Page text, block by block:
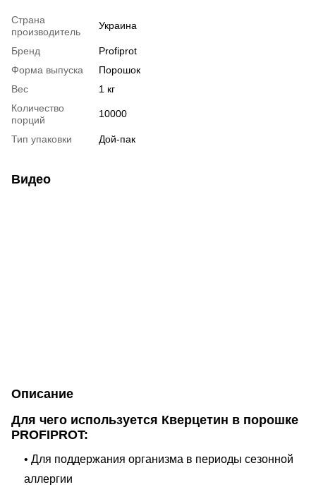
Страна
производитель
Украина
Бренд
Profiprot
Форма выпуска
Порошок
Вес
1 кг
Количество
порций
10000
Тип упаковки Дой-пак
Видео
Описание
Для чего используется Кверцетин в порошке
PROFIPROT:
• Для поддержания организма в периоды сезонной
аллергии